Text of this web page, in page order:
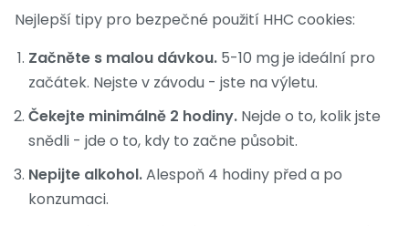
Nejlepší tipy pro bezpečné použití HHC cookies:
Začněte s malou dávkou. 5-10 mg je ideální pro
začátek. Nejste v závodu - jste na výletu.
Čekejte minimálně 2 hodiny. Nejde o to, kolik jste
snědli - jde o to, kdy to začne působit.
Nepijte alkohol.Alespoň 4 hodiny před a po
konzumaci.